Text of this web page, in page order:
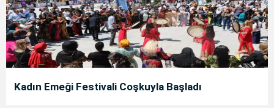
Kadın Emeği Festivali Coşkuyla Başladı